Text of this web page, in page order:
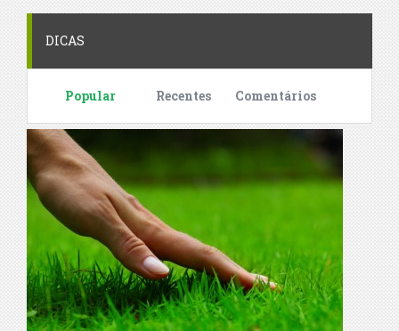
DICAS
Popular Recentes Comentários